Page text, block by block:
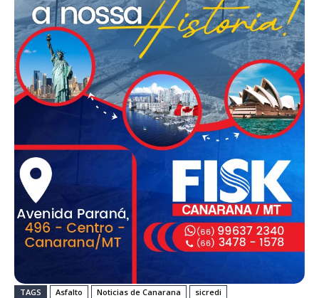
TAGS Asfalto Noticias de Canarana sicredi